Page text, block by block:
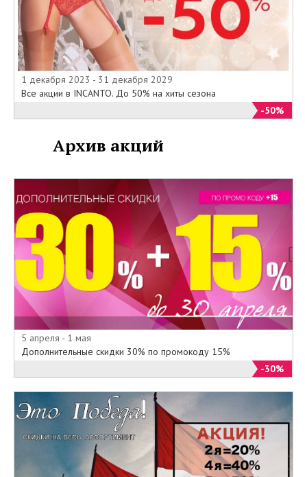
1 декабря 2023 - 31 декабря 2029
Все акции в INCANTO. До 50% на хиты сезона
-50%
Архив акций
5 апреля - 1 мая
Дополнительные скидки 30% по промокоду 15%
-30%